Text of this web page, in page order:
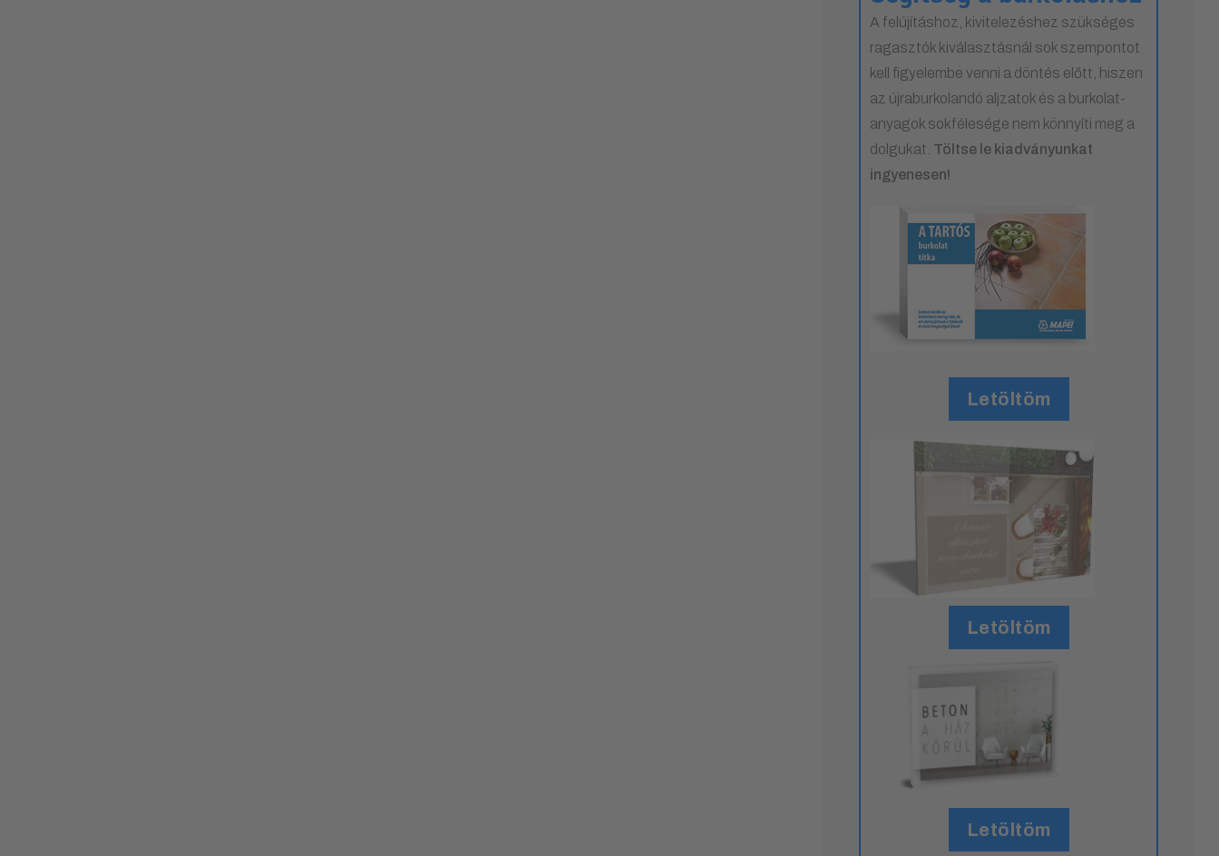
A felújításhoz, kivitelezéshez szükséges
ragasztók kiválasztásnál sok szempontot
kell figyelembe venni a döntés előtt, hiszen
az újraburkolandó aljzatok és a burkolat-
anyagok sokfélesége nem könnyíti meg a
dolgukat. Töltse le kiadványunkat
ingyenesen!
Letöltöm
Letöltöm
Letöltöm